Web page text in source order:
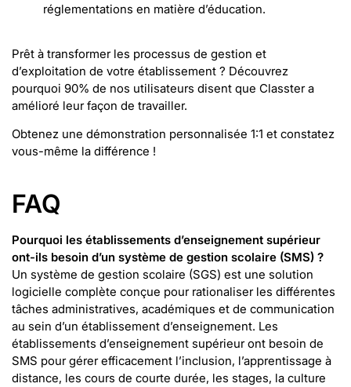
réglementations en matière d’éducation.
Prêt à transformer les processus de gestion et
d’exploitation de votre établissement ? Découvrez
pourquoi 90% de nos utilisateurs disent que Classter a
amélioré leur façon de travailler.
Obtenez une démonstration personnalisée 1:1 et constatez
vous-même la différence !
FAQ
Pourquoi les établissements d’enseignement supérieur
ont-ils besoin d’un système de gestion scolaire (SMS) ?
Un système de gestion scolaire (SGS) est une solution
logicielle complète conçue pour rationaliser les différentes
tâches administratives, académiques et de communication
au sein d’un établissement d’enseignement. Les
établissements d’enseignement supérieur ont besoin de
SMS pour gérer efficacement l’inclusion, l’apprentissage à
distance, les cours de courte durée, les stages, la culture